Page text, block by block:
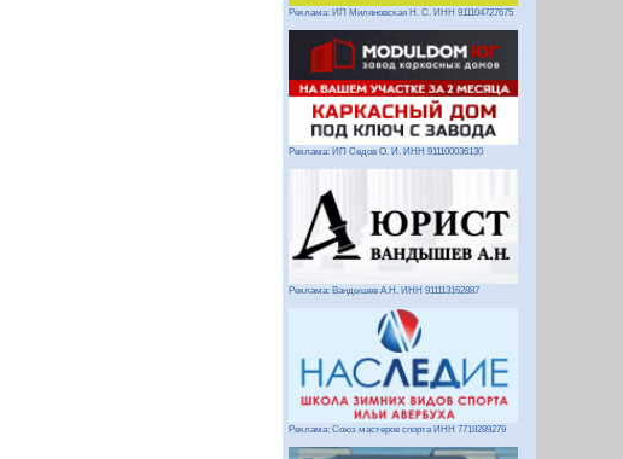
Реклама: ИП Миляновская Н. С. ИНН 911104727675
Реклама: ИП Седов О. И. ИНН 911100036130
Реклама: Вандышев А.Н. ИНН 911113162887
Реклама: Союз мастеров спорта ИНН 7718289279